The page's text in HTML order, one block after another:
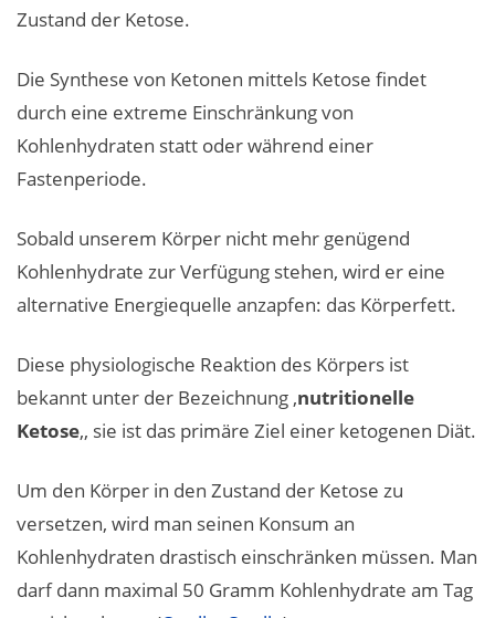
Zustand der Ketose.
Die Synthese von Ketonen mittels Ketose findet
durch eine extreme Einschränkung von
Kohlenhydraten statt oder während einer
Fastenperiode.
Sobald unserem Körper nicht mehr genügend
Kohlenhydrate zur Verfügung stehen, wird er eine
alternative Energiequelle anzapfen: das Körperfett.
Diese physiologische Reaktion des Körpers ist
bekannt unter der Bezeichnung ‚nutritionelle
Ketose‚, sie ist das primäre Ziel einer ketogenen Diät.
Um den Körper in den Zustand der Ketose zu
versetzen, wird man seinen Konsum an
Kohlenhydraten drastisch einschränken müssen. Man
darf dann maximal 50 Gramm Kohlenhydrate am Tag